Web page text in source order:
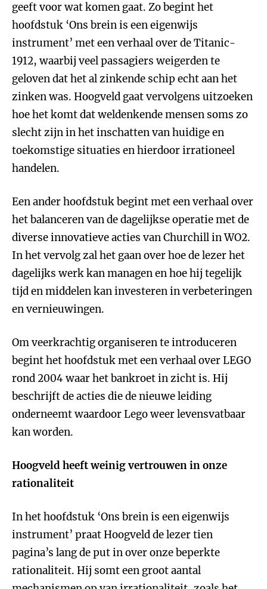
geeft voor wat komen gaat. Zo begint het
hoofdstuk ‘Ons brein is een eigenwijs
instrument’ met een verhaal over de Titanic-
1912, waarbij veel passagiers weigerden te
geloven dat het al zinkende schip echt aan het
zinken was. Hoogveld gaat vervolgens uitzoeken
hoe het komt dat weldenkende mensen soms zo
slecht zijn in het inschatten van huidige en
toekomstige situaties en hierdoor irrationeel
handelen.
Een ander hoofdstuk begint met een verhaal over
het balanceren van de dagelijkse operatie met de
diverse innovatieve acties van Churchill in WO2.
In het vervolg zal het gaan over hoe de lezer het
dagelijks werk kan managen en hoe hij tegelijk
tijd en middelen kan investeren in verbeteringen
en vernieuwingen.
Om veerkrachtig organiseren te introduceren
begint het hoofdstuk met een verhaal over LEGO
rond 2004 waar het bankroet in zicht is. Hij
beschrijft de acties die de nieuwe leiding
onderneemt waardoor Lego weer levensvatbaar
kan worden.
Hoogveld heeft weinig vertrouwen in onze
rationaliteit
In het hoofdstuk ‘Ons brein is een eigenwijs
instrument’ praat Hoogveld de lezer tien
pagina’s lang de put in over onze beperkte
rationaliteit. Hij somt een groot aantal